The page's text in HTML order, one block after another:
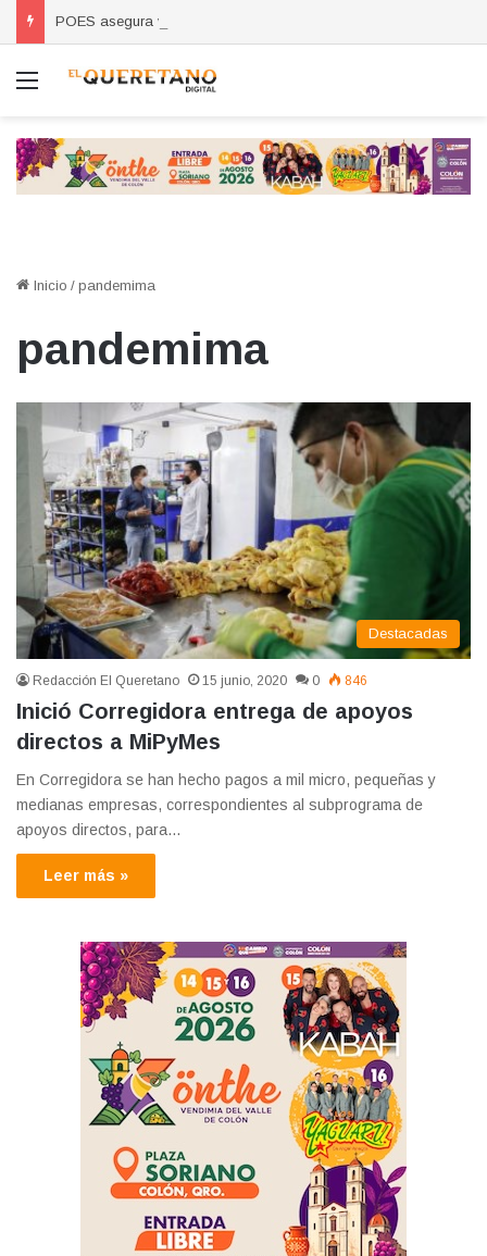
Menú
Inicio / pandemima
pandemima
Destacadas
Redacción El Queretano 15 junio, 2020 0 846
Inició Corregidora entrega de apoyos
directos a MiPyMes
En Corregidora se han hecho pagos a mil micro, pequeñas y
medianas empresas, correspondientes al subprograma de
apoyos directos, para…
Leer más »